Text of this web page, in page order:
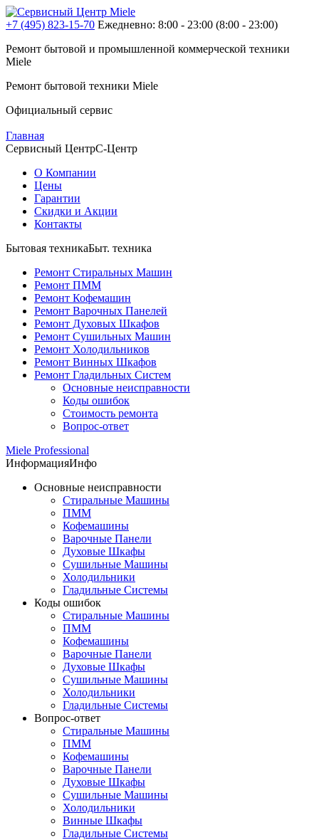
+7 (495) 823-15-70 Ежедневно: 8:00 - 23:00 (8:00 - 23:00)
Ремонт бытовой и промышленной коммерческой техники
Miele
Ремонт бытовой техники Miele
Официальный сервис
Главная
Сервисный ЦентрС-Центр
О Компании
Цены
Гарантии
Скидки и Акции
Контакты
Бытовая техникаБыт. техника
Ремонт Стиральных Машин
Ремонт ПММ
Ремонт Кофемашин
Ремонт Варочных Панелей
Ремонт Духовых Шкафов
Ремонт Сушильных Машин
Ремонт Холодильников
Ремонт Винных Шкафов
Ремонт Гладильных Систем
Основные неисправности
Коды ошибок
Стоимость ремонта
Вопрос-ответ
Miele Professional
ИнформацияИнфо
Основные неисправности
Стиральные Машины
ПММ
Кофемашины
Варочные Панели
Духовые Шкафы
Сушильные Машины
Холодильники
Гладильные Системы
Коды ошибок
Стиральные Машины
ПММ
Кофемашины
Варочные Панели
Духовые Шкафы
Сушильные Машины
Холодильники
Гладильные Системы
Вопрос-ответ
Стиральные Машины
ПММ
Кофемашины
Варочные Панели
Духовые Шкафы
Сушильные Машины
Холодильники
Винные Шкафы
Гладильные Системы